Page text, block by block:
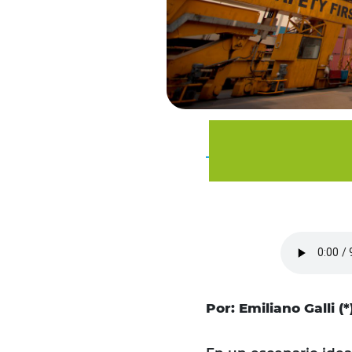
Por: Emiliano Galli